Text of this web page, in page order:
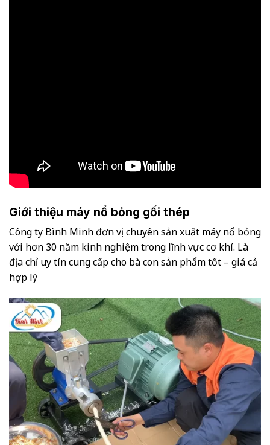
Giới thiệu máy nổ bỏng gối thép
Công ty Bình Minh đơn vị chuyên sản xuất máy nổ bỏng
với hơn 30 năm kinh nghiệm trong lĩnh vực cơ khí. Là
địa chỉ uy tín cung cấp cho bà con sản phẩm tốt – giá cả
hợp lý